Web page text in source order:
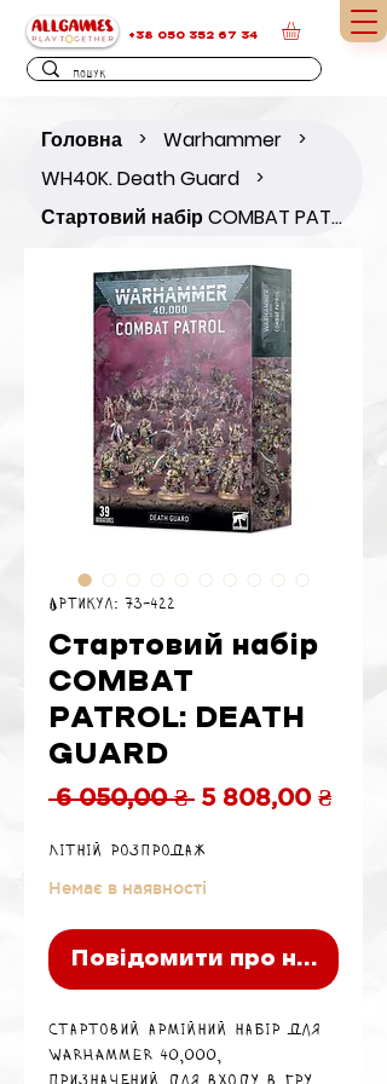
+38 050 352 67 34
Головна > Warhammer >
WH40K. Death Guard >
Стартовий набір COMBAT PATROL: DEATH GUARD
Артикул: 73-422
Стартовий набір
COMBAT
PATROL: DEATH
GUARD
6 050,00 ₴ Звичайна
5 808,00 ₴За
Літній розпродаж
Немає в наявності
Повідомити про
Стартовий армійний набір для
Warhammer 40,000,